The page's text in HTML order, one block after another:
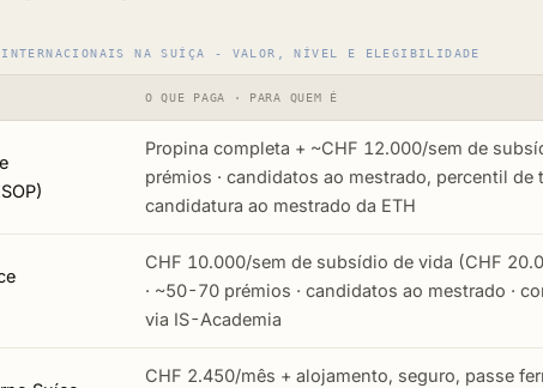
INTERNACIONAIS NA SUÍÇA - VALOR, NÍVEL E ELEGIBILIDADE
O QUE PAGA · PARA QUEM É
Propina completa + ~CHF 12.000/sem de
prémios · candidatos ao mestrado, percentil de
candidatura ao mestrado da ETH
CHF 10.000/sem de subsídio de vida (CHF
· ~50-70 prémios · candidatos ao mestrado ·
via IS-Academia
CHF 2.450/mês + alojamento, seguro, passe